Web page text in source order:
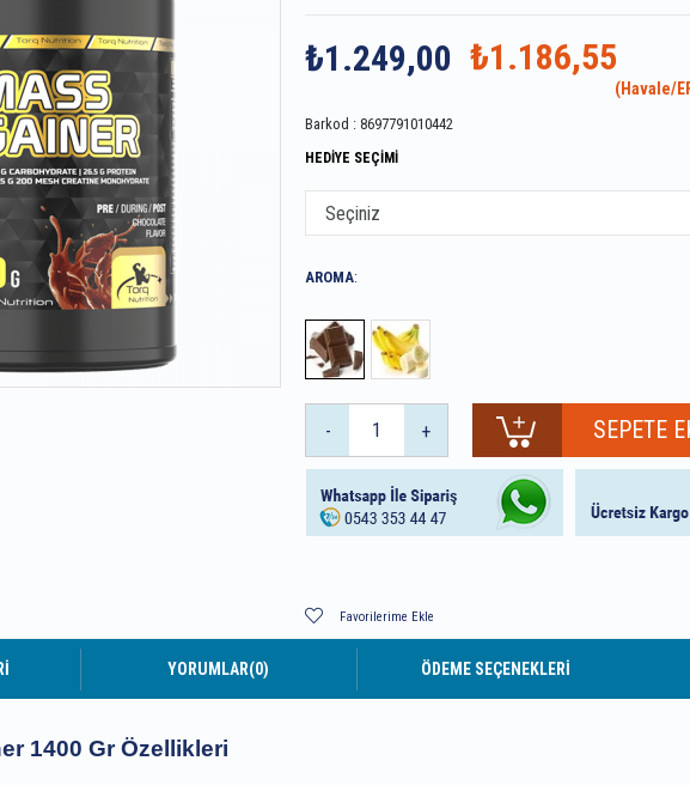
₺1.249,00 ₺1.186,55
Barkod : 8697791010442
HEDİYE SEÇİMİ
AROMA:
+
-
Favorilerime Ekle
YORUMLAR(0) ÖDEME SEÇENEKLERI
1400 Gr Özellikleri